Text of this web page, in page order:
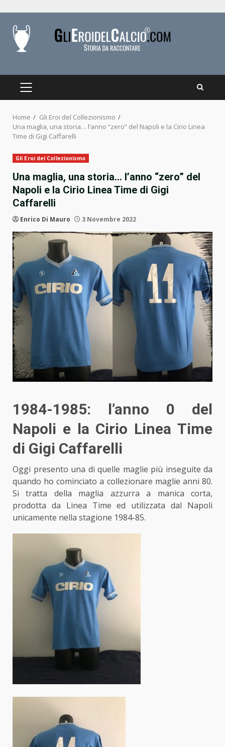
content
PRIMARY
Home
Gli Eroi del Collezionismo
Una maglia, una storia… l’anno “zero” del Napoli e la Cirio Linea
Time di Gigi Caffarelli
Gli Eroi del Collezionismo
Una maglia, una storia… l’anno “zero” del
Napoli e la Cirio Linea Time di Gigi
Caffarelli
Enrico Di Mauro 3 Novembre 2022
1984-1985: l’anno 0 del
Napoli e la Cirio Linea Time
di Gigi Caffarelli
Oggi presento una di quelle maglie più inseguite da
quando ho cominciato a collezionare maglie anni 80.
Si tratta della maglia azzurra a manica corta,
prodotta da Linea Time ed utilizzata dal Napoli
unicamente nella stagione 1984-85.